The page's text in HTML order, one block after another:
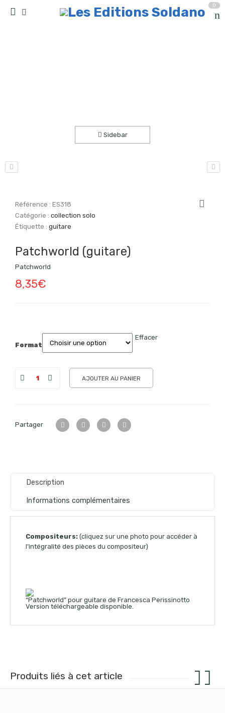
0
Sidebar
Référence :ES318
Catégorie :collection solo
Étiquette :guitare
Patchworld (guitare)
Patchworld
8,35€
Format
Effacer
AJOUTER AU PANIER
Partager
Description
Informations complémentaires
Compositeurs: (cliquez sur une photo pour accéder à
l’intégralité des pièces du compositeur)
“Patchworld” pour guitare de Francesca Perissinotto
Version téléchargeable disponible.
Produits liés à cet article